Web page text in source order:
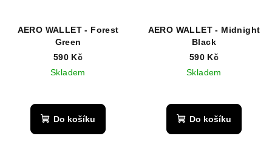
AERO WALLET - Forest
Green
590 Kč
Skladem
Do košíku
AERO WALLET - Midnight
Black
590 Kč
Skladem
Do košíku